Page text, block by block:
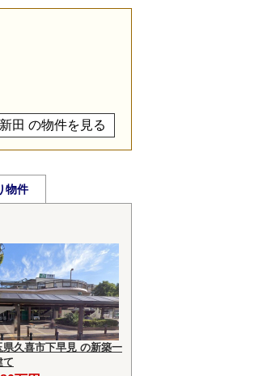
田 の物件を見る
物件
県久喜市下早見 の新築一
て